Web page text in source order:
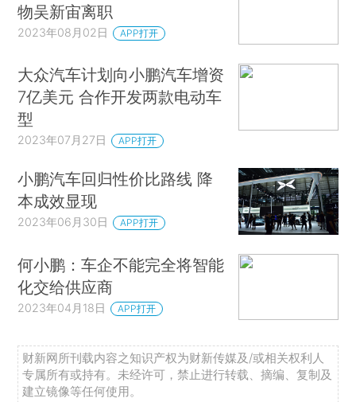
物吴新宙离职
2023年08月02日 APP打开
大众汽车计划向小鹏汽车增资
7亿美元 合作开发两款电动车
型
2023年07月27日 APP打开
小鹏汽车回归性价比路线 降
本成效显现
2023年06月30日 APP打开
何小鹏：车企不能完全将智能
化交给供应商
2023年04月18日 APP打开
财新网所刊载内容之知识产权为财新传媒及/或相关权利人
专属所有或持有。未经许可，禁止进行转载、摘编、复制及
建立镜像等任何使用。